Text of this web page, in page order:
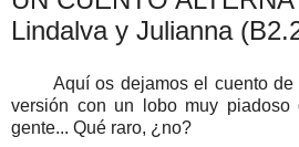
Lindalva y Julianna
Aquí os dejamos el cuento
versión con un lobo muy
gente... Qué raro, ¿no?